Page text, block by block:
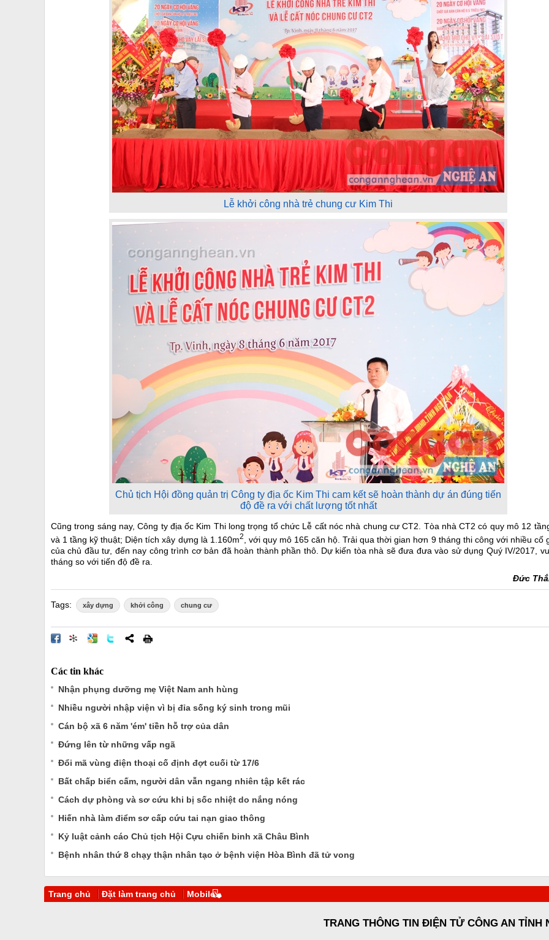
Lễ khởi công nhà trẻ chung cư Kim Thi
Chủ tịch Hội đồng quản trị Công ty địa ốc Kim Thi cam kết sẽ hoàn thành dự án đúng tiến
độ đề ra với chất lượng tốt nhất
Cũng trong sáng nay, Công ty địa ốc Kim Thi long trọng tổ chức Lễ cất nóc nhà chung cư CT2. Tòa nhà CT2 có quy mô 12
và 1 tầng kỹ thuật; Diện tích xây dựng là 1.160m2, với quy mô 165 căn hộ. Trải qua thời gian hơn 9 tháng thi công với nhiều cố
của chủ đầu tư, đến nay công trình cơ bản đã hoàn thành phần thô. Dự kiến tòa nhà sẽ đưa đưa vào sử dụng Quý IV/2017,
tháng so với tiến độ đề ra.
Đức
Tags: xây dựng khởi công chung cư
Các tin khác
Nhận phụng dưỡng mẹ Việt Nam anh hùng
Nhiều người nhập viện vì bị đỉa sống ký sinh trong mũi
Cán bộ xã 6 năm 'ém' tiền hỗ trợ của dân
Đứng lên từ những vấp ngã
Đổi mã vùng điện thoại cố định đợt cuối từ 17/6
Bất chấp biển cấm, người dân vẫn ngang nhiên tập kết rác
Cách dự phòng và sơ cứu khi bị sốc nhiệt do nắng nóng
Hiến nhà làm điểm sơ cấp cứu tai nạn giao thông
Kỷ luật cảnh cáo Chủ tịch Hội Cựu chiến binh xã Châu Bình
Bệnh nhân thứ 8 chạy thận nhân tạo ở bệnh viện Hòa Bình đã tử vong
Trang chủ Đặt làm trang chủ Mobile
TRANG THÔNG TIN ĐIỆN TỬ CÔNG AN TỈNH